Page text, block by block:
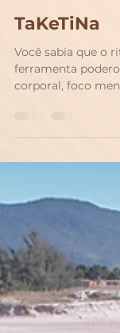
14 de mai. de
TaKeTiNa
Você sabia que o
mente de forma
promovendo
corporal e